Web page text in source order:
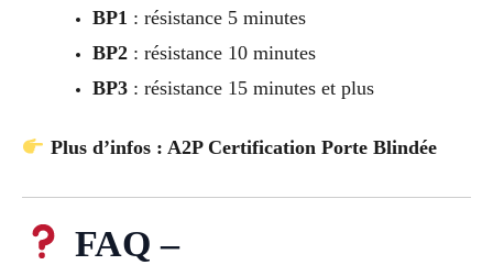
BP1 : résistance 5 minutes
BP2: résistance 10 minutes
BP3: résistance 15 minutes et plus
Plus d’infos : A2P Certification Porte Blindée
FAQ –